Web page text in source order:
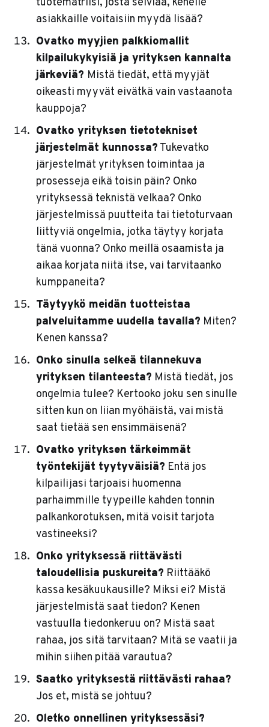
asiakkaille voitaisiin myydä lisää?
Ovatko myyjien palkkiomallit
kilpailukykyisiä ja yrityksen kannalta
järkeviä? Mistä tiedät, että myyjät
oikeasti myyvät eivätkä vain vastaanota
kauppoja?
Ovatko yrityksen tietotekniset
järjestelmät kunnossa? Tukevatko
järjestelmät yrityksen toimintaa ja
prosesseja eikä toisin päin? Onko
yrityksessä teknistä velkaa? Onko
järjestelmissä puutteita tai tietoturvaan
liittyviä ongelmia, jotka täytyy korjata
tänä vuonna? Onko meillä osaamista ja
aikaa korjata niitä itse, vai tarvitaanko
kumppaneita?
Täytyykö meidän tuotteistaa
palveluitamme uudella tavalla? Miten?
Kenen kanssa?
Onko sinulla selkeä tilannekuva
yrityksen tilanteesta? Mistä tiedät, jos
ongelmia tulee? Kertooko joku sen sinulle
sitten kun on liian myöhäistä, vai mistä
saat tietää sen ensimmäisenä?
Ovatko yrityksen tärkeimmät
työntekijät tyytyväisiä? Entä jos
kilpailijasi tarjoaisi huomenna
parhaimmille tyypeille kahden tonnin
palkankorotuksen, mitä voisit tarjota
vastineeksi?
Onko yrityksessä riittävästi
taloudellisia puskureita? Riittääkö
kassa kesäkuukausille? Miksi ei? Mistä
järjestelmistä saat tiedon? Kenen
vastuulla tiedonkeruu on? Mistä saat
rahaa, jos sitä tarvitaan? Mitä se vaatii ja
mihin siihen pitää varautua?
Saatko yrityksestä riittävästi rahaa?
Jos et, mistä se johtuu?
Oletko onnellinen yrityksessäsi?